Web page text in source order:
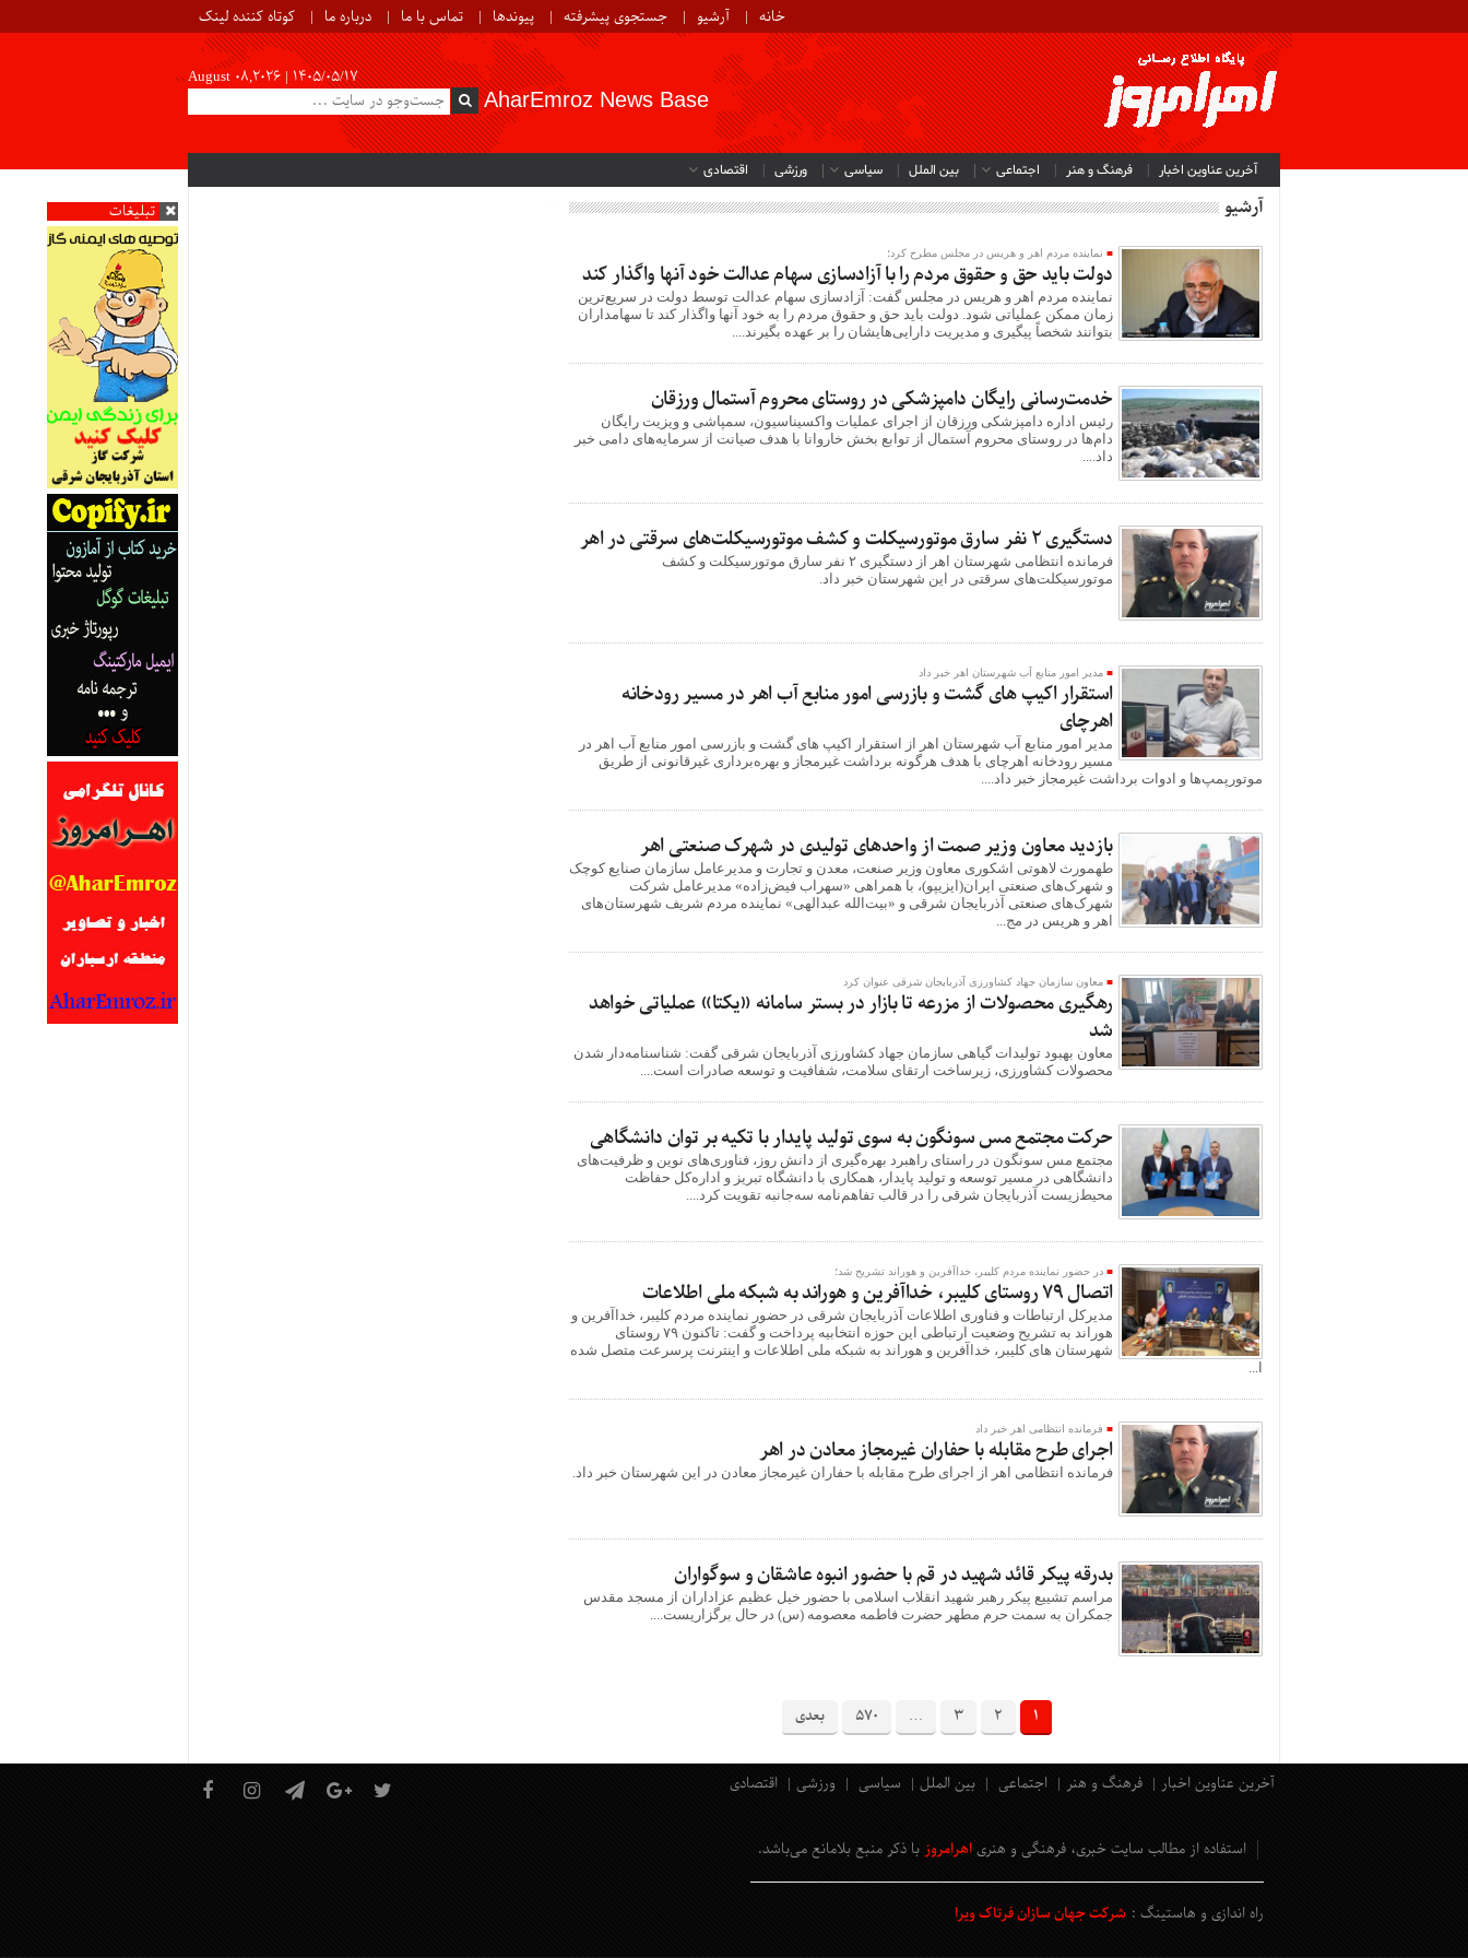
خانه آرشیو جستجوی پیشرفته پیوندها تماس با ما درباره ما کوتاه کننده لینک
August 08,2026 | ۱۴۰۵/۰۵/۱۷
AharEmroz News Base
آخرین عناوین اخبار فرهنگ و هنر اجتماعی بین الملل سیاسی ورزشی اقتصادی
تبلیغات آرشیو
نماینده مردم اهر و هریس در مجلس مطرح کرد؛
دولت باید حق و حقوق مردم را با آزادسازی سهام عدالت خود آنها واگذار کند
نماینده مردم اهر و هریس در مجلس گفت: آزادسازی سهام عدالت توسط دولت در سریع‌ترین
زمان ممکن عملیاتی شود. دولت باید حق و حقوق مردم را به خود آنها واگذار کند تا سهامداران
بتوانند شخصاً پیگیری و مدیریت دارایی‌هایشان را بر عهده بگیرند....
خدمت‌رسانی رایگان دامپزشکی در روستای محروم آستمال ورزقان
رئیس اداره دامپزشکی ورزقان از اجرای عملیات واکسیناسیون، سمپاشی و ویزیت رایگان
دام‌ها در روستای محروم آستمال از توابع بخش خاروانا با هدف صیانت از سرمایه‌های دامی خبر
داد....
دستگيری ۲ نفر سارق موتورسیکلت و کشف موتورسیکلت‌های سرقتی در اهر
فرمانده انتظامی شهرستان اهر از دستگيری ۲ نفر سارق موتورسیکلت و کشف
موتورسیکلت‌های سرقتی در این شهرستان خبر داد.
مدیر امور منابع آب شهرستان اهر خبر داد
استقرار اکیپ های گشت و بازرسی امور منابع آب اهر در مسیر رودخانه
اهرچای
مدیر امور منابع آب شهرستان اهر از استقرار اکیپ های گشت و بازرسی امور منابع آب اهر در
مسیر رودخانه اهرچای با هدف هرگونه برداشت غیرمجاز و بهره‌برداری غیرقانونی از طریق
موتورپمپ‌ها و ادوات برداشت غیرمجاز خبر داد....
بازدید معاون وزیر صمت از واحدهای تولیدی در شهرک صنعتی اهر
طهمورث لاهوتی اشکوری معاون وزیر صنعت، معدن و تجارت و مدیرعامل سازمان صنایع کوچک
و شهرک‌های صنعتی ایران(ایزیپو)، با همراهی «سهراب فیض‌زاده» مدیرعامل شرکت
شهرک‌های صنعتی آذربایجان شرقی و «بیت‌الله عبدالهی» نماینده مردم شریف شهرستان‌های
اهر و هریس در مج...
معاون سازمان جهاد کشاورزی آذربایجان شرقی عنوان کرد
رهگیری محصولات از مزرعه تا بازار در بستر سامانه «یکتا» عملیاتی خواهد
شد
معاون بهبود تولیدات گیاهی سازمان جهاد کشاورزی آذربایجان شرقی گفت: شناسنامه‌دار شدن
محصولات کشاورزی، زیرساخت ارتقای سلامت، شفافیت و توسعه صادرات است....
حرکت مجتمع مس سونگون به سوی تولید پایدار با تکیه بر توان دانشگاهی
مجتمع مس سونگون در راستای راهبرد بهره‌گیری از دانش روز، فناوری‌های نوین و ظرفیت‌های
دانشگاهی در مسیر توسعه و تولید پایدار، همکاری با دانشگاه تبریز و اداره‌کل حفاظت
محیط‌زیست آذربایجان شرقی را در قالب تفاهم‌نامه سه‌جانبه تقویت کرد....
در حضور نماینده مردم کلیبر، خداآفرین و هوراند تشریح شد؛
اتصال ۷۹ روستای کلیبر، خداآفرین و هوراند به شبکه ملی اطلاعات
مدیرکل ارتباطات و فناوری اطلاعات آذربایجان شرقی در حضور نماینده مردم کلیبر، خداآفرین و
هوراند به تشریح وضعیت ارتباطی این حوزه انتخابیه پرداخت و گفت: تاکنون ۷۹ روستای
شهرستان های کلیبر، خداآفرین و هوراند به شبکه ملی اطلاعات و اینترنت پرسرعت متصل شده
ا...
فرمانده انتظامی اهر خبر داد
اجرای طرح مقابله با حفاران غیرمجاز معادن در اهر
فرمانده انتظامی اهر از اجرای طرح مقابله با حفاران غیرمجاز معادن در این شهرستان خبر داد.
بدرقه پیکر قائد شهید در قم با حضور انبوه عاشقان و سوگواران
مراسم تشییع پیکر رهبر شهید انقلاب اسلامی با حضور خیل عظیم عزاداران از مسجد مقدس
جمکران به سمت حرم مطهر حضرت فاطمه معصومه (س) در حال برگزاریست....
1
2
3
…
570 بعدی
آخرین عناوین اخبار فرهنگ و هنر اجتماعی بین الملل سیاسی ورزشی اقتصادی
استفاده از مطالب سایت خبری، فرهنگی و هنری اهرامروز با ذکر منبع بلامانع می‌باشد.
راه اندازی و هاستینگ : شرکت جهان سازان فرتاک ویرا